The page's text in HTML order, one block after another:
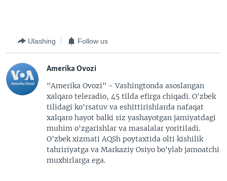
Ulashing Follow us
Amerika Ovozi
"Amerika Ovozi" - Vashingtonda asoslangan
xalqaro teleradio, 45 tilda efirga chiqadi. O'zbek
tilidagi ko'rsatuv va eshittirishlarda nafaqat
xalqaro hayot balki siz yashayotgan jamiyatdagi
muhim o'zgarishlar va masalalar yoritiladi.
O'zbek xizmati AQSh poytaxtida olti kishilik
tahririyatga va Markaziy Osiyo bo'ylab jamoatchi
muxbirlarga ega.